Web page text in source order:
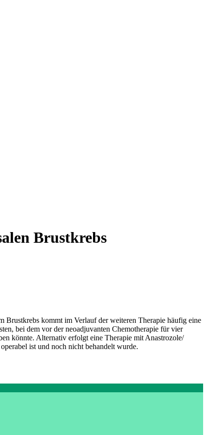
Brustkrebs
Brustkrebs kommt im Verlauf der weiteren Therapie häufig eine
bei dem vor der neoadjuvanten Chemotherapie für vier
könnte. Alternativ erfolgt eine Therapie mit Anastrozole/
ist und noch nicht behandelt wurde.